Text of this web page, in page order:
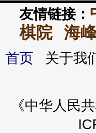
友情链接：
棋院
海
首页 关于我
《中华人民